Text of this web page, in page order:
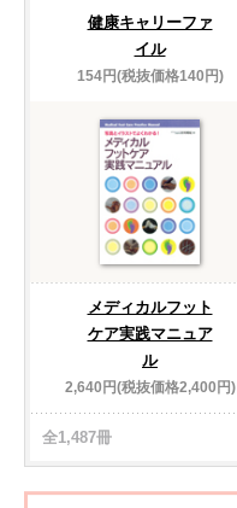
健康キャリーファ
イル
154円(税抜価格140円)
メディカルフット
ケア実践マニュア
ル
2,640円(税抜価格2,400円)
全1,487冊